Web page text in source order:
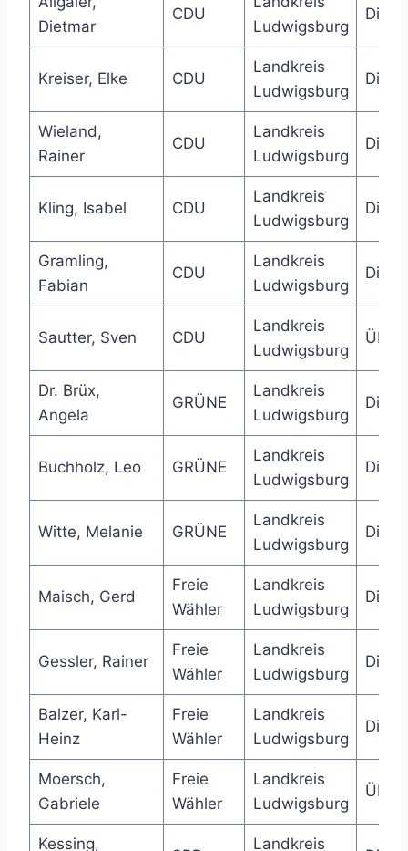
Dietmar
CDU
Ludwigsburg
Kreiser, Elke CDU
Landkreis
Ludwigsburg
Wieland,
Rainer
CDU
Landkreis
Ludwigsburg
Kling, Isabel CDU
Landkreis
Ludwigsburg
Gramling,
Fabian
CDU
Landkreis
Ludwigsburg
Sautter, Sven CDU
Landkreis
Ludwigsburg
Dr. Brüx,
Angela
GRÜNE
Landkreis
Ludwigsburg
Buchholz, Leo GRÜNE
Landkreis
Ludwigsburg
Witte, Melanie GRÜNE
Landkreis
Ludwigsburg
Maisch, Gerd
Freie
Wähler
Landkreis
Ludwigsburg
Gessler, Rainer
Freie
Wähler
Landkreis
Ludwigsburg
Balzer, Karl-
Heinz
Freie
Wähler
Landkreis
Ludwigsburg
Moersch,
Gabriele
Freie
Wähler
Landkreis
Ludwigsburg
Kessing,
Landkreis